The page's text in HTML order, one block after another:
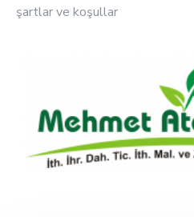
şartlar ve koşullar